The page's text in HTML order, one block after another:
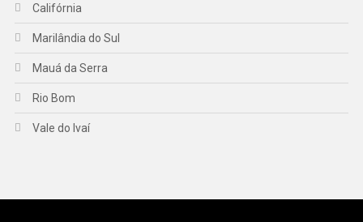
Califórnia
Marilândia do Sul
Mauá da Serra
Rio Bom
Vale do Ivaí